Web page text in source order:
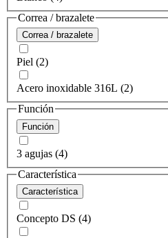
Correa / brazalete
Correa / brazalete
Piel (2)
Acero inoxidable 316L (2)
Función
Función
3 agujas (4)
Característica
Característica
Concepto DS (4)